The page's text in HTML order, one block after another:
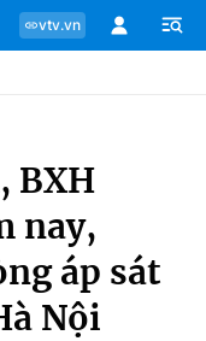
vtv.vn
BXH
nay,
áp sát
Nội